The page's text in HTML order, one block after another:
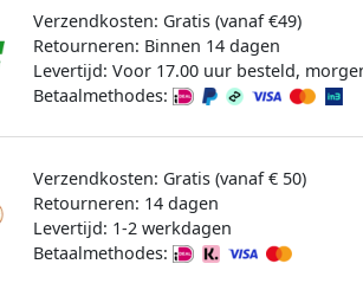
Verzendkosten: Gratis (vanaf €49)
Retourneren: Binnen 14 dagen
Levertijd: Voor 17.00 uur besteld,
Betaalmethodes:
Verzendkosten: Gratis (vanaf € 50)
Retourneren: 14 dagen
Levertijd: 1-2 werkdagen
Betaalmethodes: